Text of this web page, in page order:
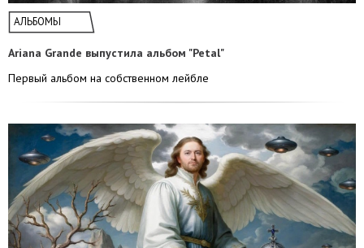
АЛЬБОМЫ
Ariana Grande выпустила альбом "Petal"
Первый альбом на собственном лейбле